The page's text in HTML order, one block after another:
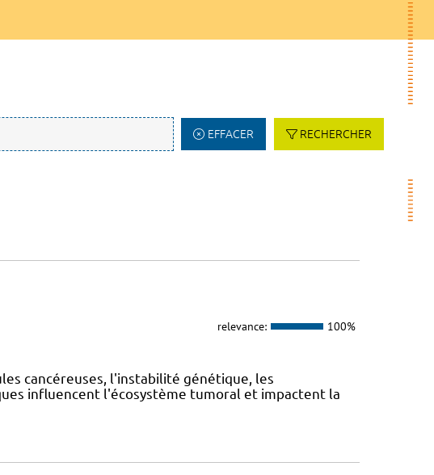
EFFACER RECHERCHER
relevance: 100%
cancéreuses, l'instabilité génétique, les
influencent l'écosystème tumoral et impactent la